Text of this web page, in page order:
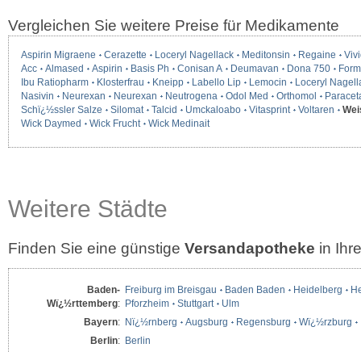
Vergleichen Sie weitere Preise für Medikamente
Aspirin Migraene Cerazette Loceryl Nagellack Meditonsin Regaine
Acc
Almased Aspirin Basis Ph Conisan A Deumavan Dona 750
Ibu Ratiopharm
Klosterfrau Kneipp Labello Lip Lemocin
Loceryl
Nasivin
Neurexan Neurexan Neutrogena Odol Med Orthomol
Schï¿½ssler Salze
Silomat Talcid Umckaloabo Vitasprint Voltaren
Wick Daymed
Wick Frucht Wick Medinait
Weitere Städte
Finden Sie eine günstige Versandapotheke in
Baden-
Wï¿½rttemberg:
Freiburg im Breisgau Baden Baden Heidelberg
Pforzheim
Stuttgart
Ulm
Bayern: Nï¿½rnberg Augsburg Regensburg Wï¿½rzburg
Berlin: Berlin